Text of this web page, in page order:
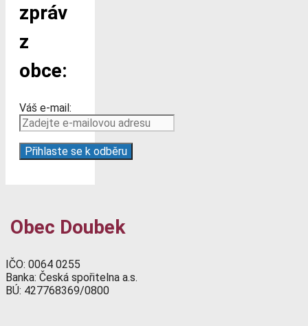
zpráv
z
obce:
Váš e-mail:
Obec Doubek
IČO: 0064 0255
Banka: Česká spořitelna a.s.
BÚ: 427768369/0800